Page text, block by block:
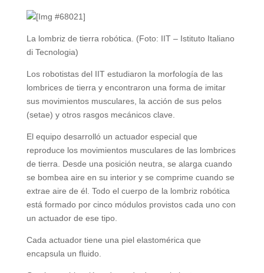
La lombriz de tierra robótica. (Foto: IIT – Istituto Italiano
di Tecnologia)
Los robotistas del IIT estudiaron la morfología de las
lombrices de tierra y encontraron una forma de imitar
sus movimientos musculares, la acción de sus pelos
(setae) y otros rasgos mecánicos clave.
El equipo desarrolló un actuador especial que
reproduce los movimientos musculares de las lombrices
de tierra. Desde una posición neutra, se alarga cuando
se bombea aire en su interior y se comprime cuando se
extrae aire de él. Todo el cuerpo de la lombriz robótica
está formado por cinco módulos provistos cada uno con
un actuador de ese tipo.
Cada actuador tiene una piel elastomérica que
encapsula un fluido.